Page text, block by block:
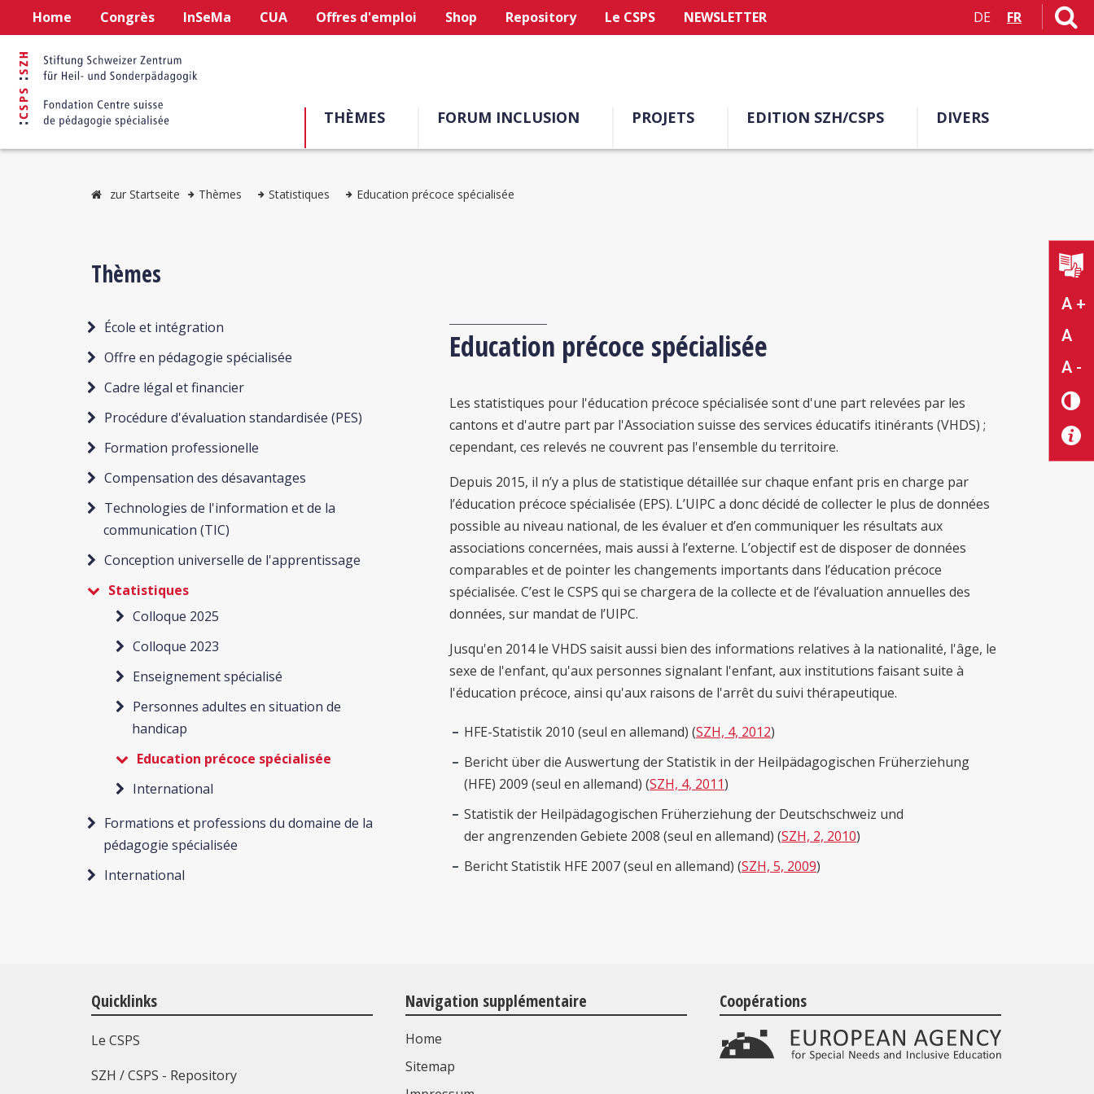
Home Congrès InSeMa CUA Offres d'emploi Shop Repository Le CSPS NEWSLETTER DE FR
THÈMES FORUM INCLUSION PROJETS EDITION SZH/CSPS DIVERS
A +
A
A -
zur Startseite Thèmes Statistiques Education précoce spécialisée
Thèmes
École et intégration
Offre en pédagogie spécialisée
Cadre légal et financier
Procédure d'évaluation standardisée (PES)
Formation professionelle
Compensation des désavantages
Technologies de l'information et de la
communication (TIC)
Conception universelle de l'apprentissage
Statistiques
Colloque 2025
Colloque 2023
Enseignement spécialisé
Personnes adultes en situation de
handicap
Education précoce spécialisée
International
Formations et professions du domaine de la
pédagogie spécialisée
International
Education précoce spécialisée
Les statistiques pour l'éducation précoce spécialisée sont d'une part relevées par les
cantons et d'autre part par l'Association suisse des services éducatifs itinérants (VHDS) ;
cependant, ces relevés ne couvrent pas l'ensemble du territoire.
Depuis 2015, il n’y a plus de statistique détaillée sur chaque enfant pris en charge par
l’éducation précoce spécialisée (EPS). L’UIPC a donc décidé de collecter le plus de données
possible au niveau national, de les évaluer et d’en communiquer les résultats aux
associations concernées, mais aussi à l’externe. L’objectif est de disposer de données
comparables et de pointer les changements importants dans l’éducation précoce
spécialisée. C’est le CSPS qui se chargera de la collecte et de l’évaluation annuelles des
données, sur mandat de l’UIPC.
Jusqu'en 2014 le VHDS saisit aussi bien des informations relatives à la nationalité, l'âge, le
sexe de l'enfant, qu'aux personnes signalant l'enfant, aux institutions faisant suite à
l'éducation précoce, ainsi qu'aux raisons de l'arrêt du suivi thérapeutique.
HFE-Statistik 2010 (seul en allemand) (SZH, 4, 2012)
Bericht über die Auswertung der Statistik in der Heilpädagogischen Früherziehung
(HFE) 2009 (seul en allemand) (SZH, 4, 2011)
Statistik der Heilpädagogischen Früherziehung der Deutschschweiz und
der angrenzenden Gebiete 2008 (seul en allemand) (SZH, 2, 2010)
Bericht Statistik HFE 2007 (seul en allemand) (SZH, 5, 2009)
Quicklinks
Le CSPS
SZH / CSPS - Repository
Navigation supplémentaire
Home
Sitemap
Coopérations